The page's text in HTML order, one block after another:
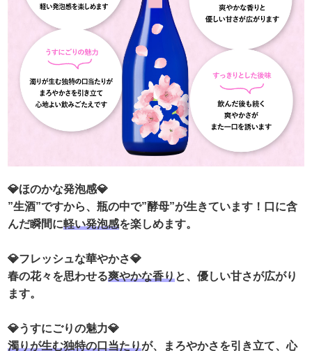
💎ほのかな発泡感💎
”生酒”ですから、瓶の中で”酵母”が生きています！口に含
んだ瞬間に軽い発泡感を楽しめます。
💎フレッシュな華やかさ💎
春の花々を思わせる爽やかな香りと、優しい甘さが広がり
ます。
💎うすにごりの魅力💎
濁りが生む独特の口当たりが、まろやかさを引き立て、心